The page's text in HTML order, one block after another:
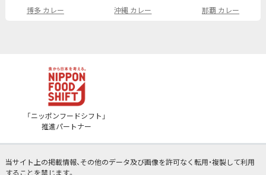
博多 カレー
沖縄 カレー 那覇 カレー
「ニッポンフードシフト」
推進パートナー
当サイト上の掲載情報、その他のデータ及び画像を許可なく転用・複製して利用